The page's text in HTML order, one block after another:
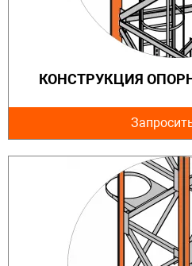
КОНСТРУКЦИЯ